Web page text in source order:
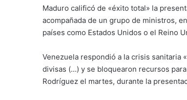
Maduro calificó de «éxito total» la
acompañada de un grupo de ministros,
países como Estados Unidos o el Reino
Venezuela respondió a la crisis sanitaria
divisas (…) y se bloquearon recursos
Rodríguez el martes, durante la